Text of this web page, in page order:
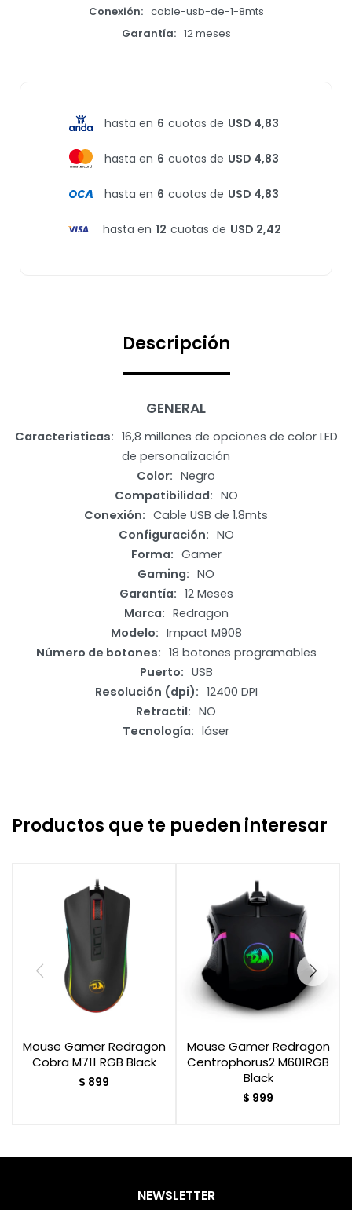
Conexión
cable-usb-de-1-8mts
Garantía
12 meses
hasta en 6 cuotas de USD 4,83
hasta en 6 cuotas de USD 4,83
hasta en 6 cuotas de USD 4,83
hasta en 12 cuotas de USD 2,42
Descripción
GENERAL
Caracteristicas
16,8 millones de opciones de color LED
de personalización
Color
Negro
Compatibilidad
NO
Conexión
Cable USB de 1.8mts
Configuración
NO
Forma
Gamer
Gaming
NO
Garantía
12 Meses
Marca
Redragon
Modelo
Impact M908
Número de botones
18 botones programables
Puerto
USB
Resolución (dpi)
12400 DPI
Retractil
NO
Tecnología
láser
Productos que te pueden interesar
Mouse Gamer Redragon
Cobra M711 RGB Black
$ 899
Mouse Gamer Redragon
Centrophorus2 M601RGB
Black
$ 999
NEWSLETTER